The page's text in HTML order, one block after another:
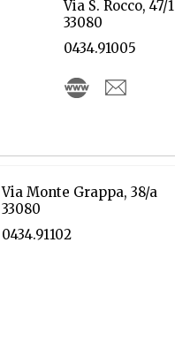
Via S. Rocco, 47/1
33080
0434.91005
Via Monte Grappa, 38/a
33080
0434.91102